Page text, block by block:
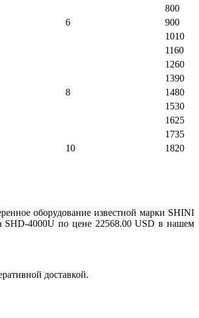
6
800
900
1010
8
1160
1260
1390
1480
1530
1625
1735
10
1820
оборудование известной марки SHINI
SHD-4000U по цене 22568.00 USD в нашем
доставкой.